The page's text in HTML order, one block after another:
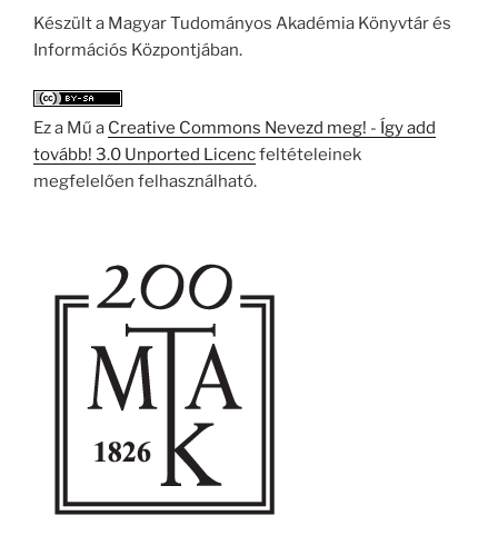
Készült a Magyar Tudományos Akadémia Könyvtár és
Információs Központjában.
Ez a Mű a Creative Commons Nevezd meg! - Így add
tovább! 3.0 Unported Licencfeltételeinek
megfelelően felhasználható.